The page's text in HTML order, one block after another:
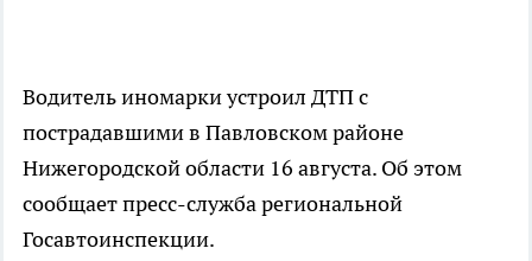
Водитель иномарки устроил ДТП с
пострадавшими в Павловском районе
Нижегородской области 16 августа. Об этом
сообщает пресс-служба региональной
Госавтоинспекции.